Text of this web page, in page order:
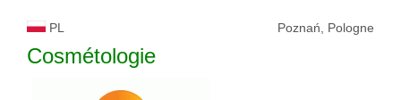
PL Poznań, Pologne
Cosmétologie